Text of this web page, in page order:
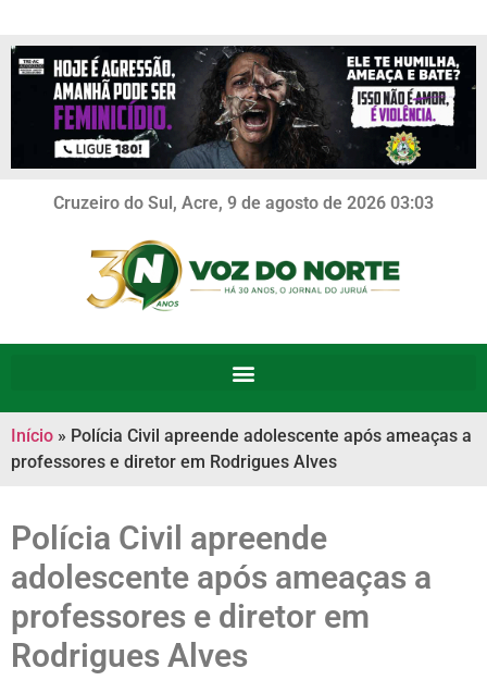
Cruzeiro do Sul, Acre, 9 de agosto de 2026 03:03
Início » Polícia Civil apreende adolescente após ameaças a
professores e diretor em Rodrigues Alves
Polícia Civil apreende
adolescente após ameaças a
professores e diretor em
Rodrigues Alves